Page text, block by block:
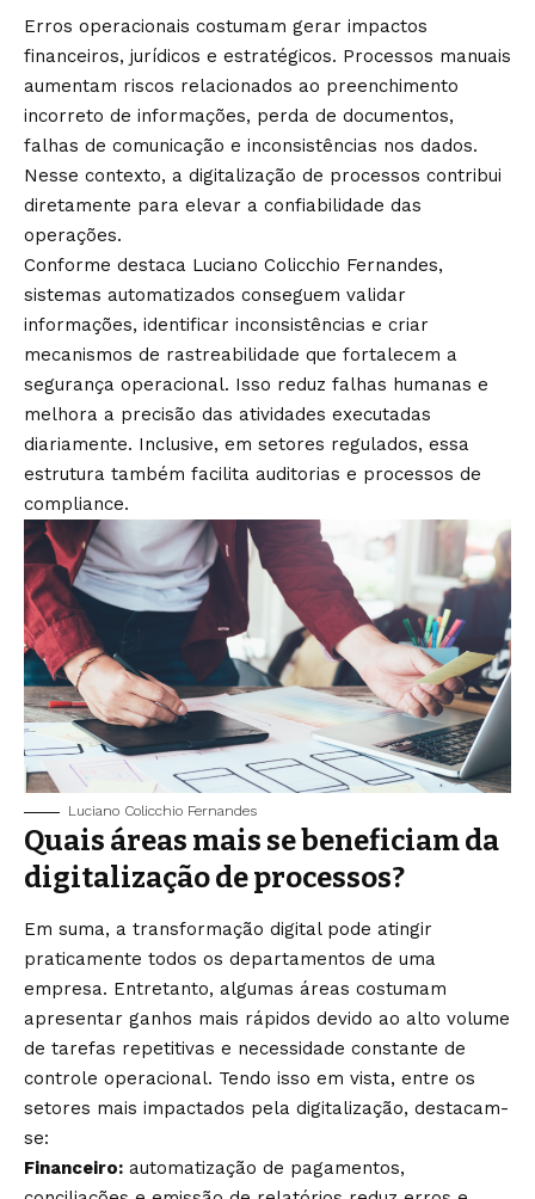
Erros operacionais costumam gerar impactos
financeiros, jurídicos e estratégicos. Processos manuais
aumentam riscos relacionados ao preenchimento
incorreto de informações, perda de documentos,
falhas de comunicação e inconsistências nos dados.
Nesse contexto, a digitalização de processos contribui
diretamente para elevar a confiabilidade das
operações.
Conforme destaca Luciano Colicchio Fernandes,
sistemas automatizados conseguem validar
informações, identificar inconsistências e criar
mecanismos de rastreabilidade que fortalecem a
segurança operacional. Isso reduz falhas humanas e
melhora a precisão das atividades executadas
diariamente. Inclusive, em setores regulados, essa
estrutura também facilita auditorias e processos de
compliance.
Luciano Colicchio Fernandes
Quais áreas mais se beneficiam da
digitalização de processos?
Em suma, a transformação digital pode atingir
praticamente todos os departamentos de uma
empresa. Entretanto, algumas áreas costumam
apresentar ganhos mais rápidos devido ao alto volume
de tarefas repetitivas e necessidade constante de
controle operacional. Tendo isso em vista, entre os
setores mais impactados pela digitalização, destacam-
se:
Financeiro: automatização de pagamentos,